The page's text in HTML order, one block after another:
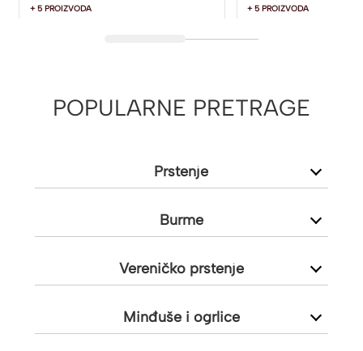
+ 5 PROIZVODA + 5 PROIZVODA
POPULARNE PRETRAGE
Prstenje
Burme
Vereničko prstenje
Minđuše i ogrlice